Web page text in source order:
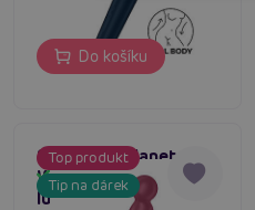
Do košíku
Top produkt
Tip na dárek
Satisfyer Planet
Wand-er (Berry),
luxusní masážní
Skladem